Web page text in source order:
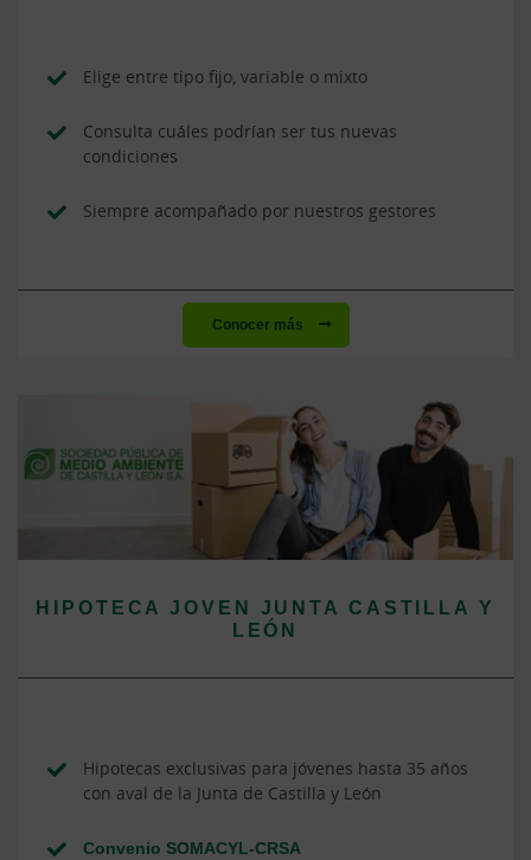
Elige entre tipo fijo, variable o mixto
Consulta cuáles podrían ser tus nuevas
condiciones
Siempre acompañado por nuestros gestores
Conocer más
HIPOTECA JOVEN JUNTA CASTILLA Y
LEÓN
Hipotecas exclusivas para jóvenes hasta 35 años
con aval de la Junta de Castilla y León
Convenio SOMACYL-CRSA